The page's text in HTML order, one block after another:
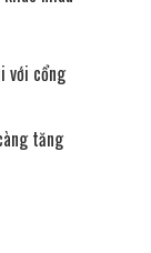
với cổng
tăng